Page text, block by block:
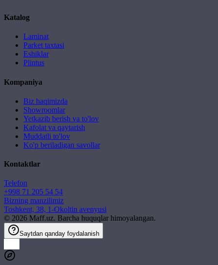
Katalog
Laminat
Parket taxtasi
Eshiklar
Plintus
Kompaniya
Biz haqimizda
Showroomlar
Yetkazib berish va to'lov
Kafolat va qaytarish
Muddatli to'lov
Ko'p beriladigan savollar
Kontaktlar
Telefon
+998 71 205 54 54
Bizning manzilimiz
Toshkent, 38, 1-Okoltin avenyusi
© 2026 Maff.uz. Barcha huquqlar himoyalangan.
Saytdan qanday foydalanish